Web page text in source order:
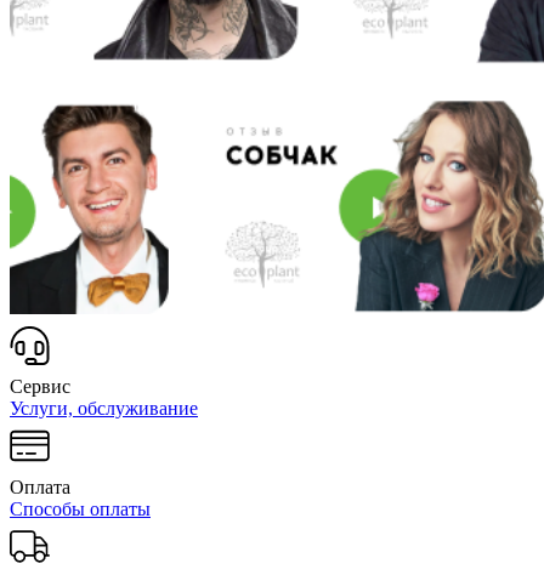
Сервис
Услуги, обслуживание
Оплата
Способы оплаты